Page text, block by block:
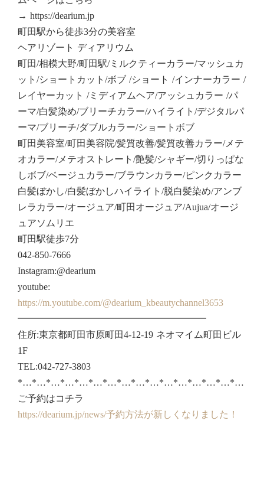
→ https://dearium.jp
町田駅から徒歩3分の美容室
ヘアリゾート ディアリウム
町田/相模大野/町田駅/ミルクティーカラー/マッシュカ
ット/ショートカット/ボブ /ショート /インナーカラー /
レイヤーカット /ミディアムヘア/アッシュカラー /パ
ーマ/白髪染め/ブリーチカラー/ハイライト/デジタルパ
ーマ/ブリーチ/ダブルカラー/ショートボブ
町田美容室/町田美容院/髪質改善/髪質改善カラー/メテ
オカラー/メテオストレート/艶髪/シャギー/切りっぱな
しボブ/ベージュカラー/ブラウンカラー/ピンクカラー
白髪ぼかし/白髪ぼかしハイライト/脱白髪染め/アンブ
レラカラー/オージュア/町田オージュア/Aujua/オージ
ュアソムリエ
町田駅徒歩7分
042-850-7666
Instagram:@dearium
youtube:
https://m.youtube.com/@dearium_kbeautychannel3653
━━━━━━━━━━━━━━━━━━━━
住所:東京都町田市原町田4-12-19 ネオマイム町田ビル
1F
TEL:042-727-3803
*…*…*…*…*…*…*…*…*…*…*…*…*…*…*…*…
ご予約はコチラ
https://dearium.jp/news/予約方法が新しくなりました！